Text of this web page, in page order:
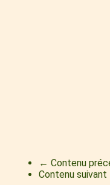
← Contenu
Contenu